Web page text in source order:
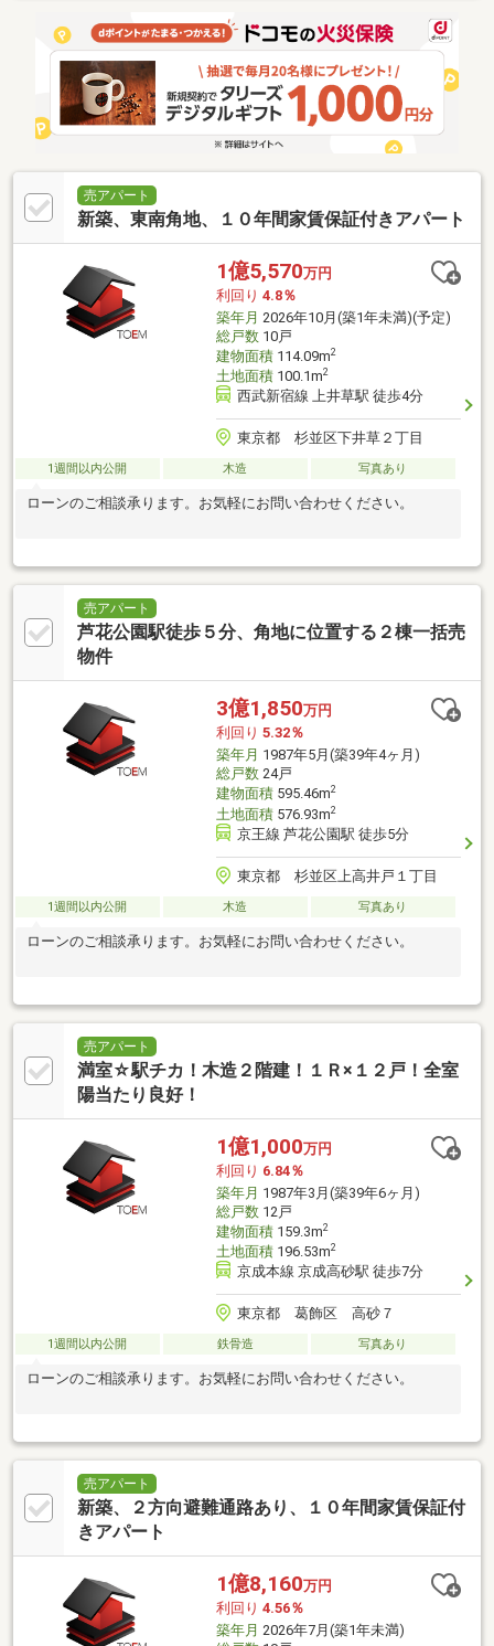
売アパート
新築、東南角地、１０年間家賃保証付きアパート
1億5,570万円
利回り 4.8％
築年月 2026年10月(築1年未満)(予定)
総戸数10戸
建物面積114.09m2
土地面積100.1m2
西武新宿線 上井草駅 徒歩4分
東京都 杉並区下井草２丁目
1週間以内公開 木造 写真あり
ローンのご相談承ります。お気軽にお問い合わせください。
売アパート
芦花公園駅徒歩５分、角地に位置する２棟一括売
物件
3億1,850万円
利回り 5.32％
築年月 1987年5月(築39年4ヶ月)
総戸数24戸
建物面積595.46m2
土地面積576.93m2
京王線 芦花公園駅 徒歩5分
東京都 杉並区上高井戸１丁目
1週間以内公開 木造 写真あり
ローンのご相談承ります。お気軽にお問い合わせください。
売アパート
満室☆駅チカ！木造２階建！１Ｒ×１２戸！全室
陽当たり良好！
1億1,000万円
利回り 6.84％
築年月 1987年3月(築39年6ヶ月)
総戸数12戸
建物面積159.3m2
土地面積196.53m2
京成本線 京成高砂駅 徒歩7分
東京都 葛飾区 高砂７
1週間以内公開 鉄骨造 写真あり
ローンのご相談承ります。お気軽にお問い合わせください。
売アパート
新築、２方向避難通路あり、１０年間家賃保証付
きアパート
1億8,160万円
利回り 4.56％
築年月 2026年7月(築1年未満)